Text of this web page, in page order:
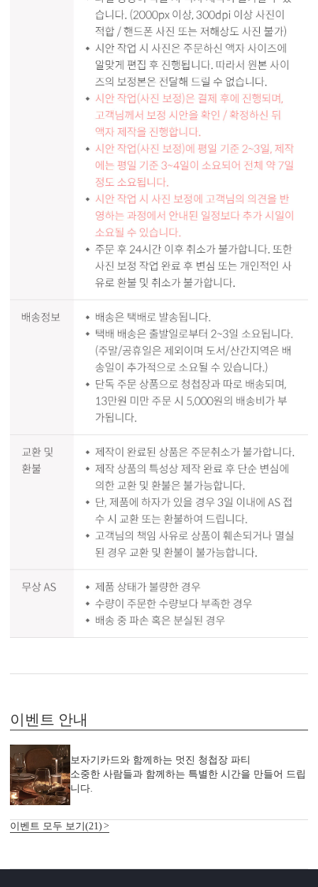
이벤트 안내
보자기카드와 함께하는 멋진 청첩장 파티
소중한 사람들과 함께하는 특별한 시간을 만들어 드립
니다.
이벤트 모두 보기(21)